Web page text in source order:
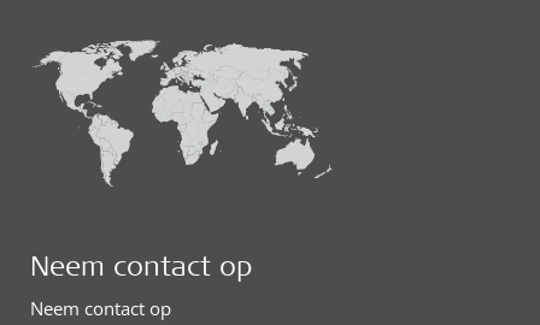
Neem contact op
Neem contact op